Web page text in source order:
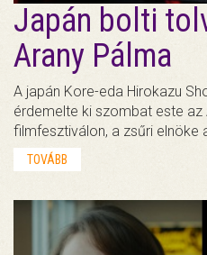
Japán bolti
Arany Pálma
A japán Kore-eda Hirokazu
érdemelte ki szombat este az
filmfesztiválon, a zsűri elnöke
TOVÁBB